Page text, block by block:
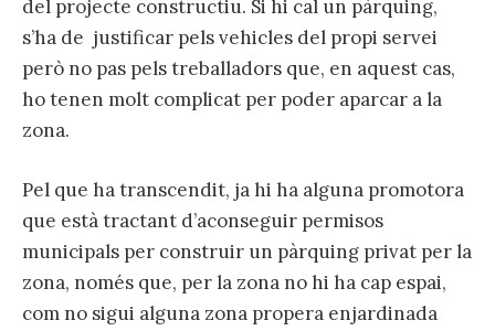
del projecte constructiu. Si hi cal un pàrquing,
s’ha de justificar pels vehicles del propi servei
però no pas pels treballadors que, en aquest cas,
ho tenen molt complicat per poder aparcar a la
zona.
Pel que ha transcendit, ja hi ha alguna promotora
que està tractant d’aconseguir permisos
municipals per construir un pàrquing privat per la
zona, només que, per la zona no hi ha cap espai,
com no sigui alguna zona propera enjardinada